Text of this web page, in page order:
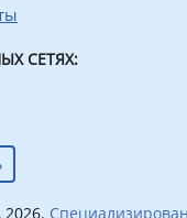
СЕТЯХ: